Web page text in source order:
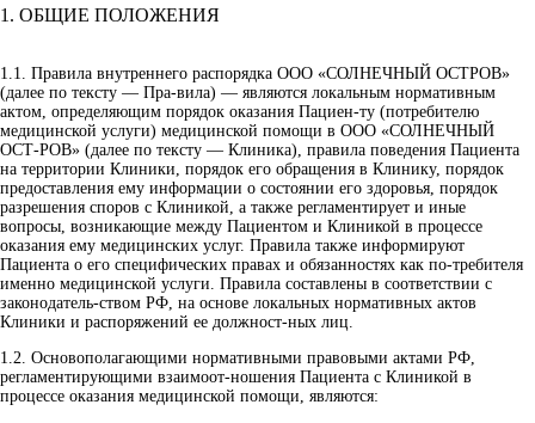
1. ОБЩИЕ ПОЛОЖЕНИЯ
1.1.
Правила внутреннего распорядка ООО «СОЛНЕЧНЫЙ ОСТРОВ»
(далее по тексту — Пра-вила) — являются локальным нормативным
актом, определяющим порядок оказания Пациен-ту (потребителю
медицинской услуги) медицинской помощи в ООО «СОЛНЕЧНЫЙ
ОСТ-РОВ» (далее по тексту — Клиника), правила поведения Пациента
на территории Клиники, порядок его обращения в Клинику, порядок
предоставления ему информации о состоянии его здоровья, порядок
разрешения споров с Клиникой, а также регламентирует и иные
вопросы, возникающие между Пациентом и Клиникой в процессе
оказания ему медицинских услуг. Правила также информируют
Пациента о его специфических правах и обязанностях как по-требителя
именно медицинской услуги. Правила составлены в соответствии с
законодатель-ством РФ, на основе локальных нормативных актов
Клиники и распоряжений ее должност-ных лиц.
1.2. Основополагающими нормативными правовыми актами РФ,
регламентирующими взаимоот-ношения Пациента с Клиникой в
процессе оказания медицинской помощи, являются: